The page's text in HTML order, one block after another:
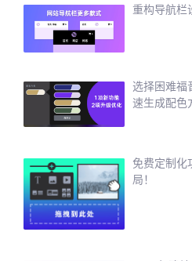
重构导航栏
选择困难福
速生成配色
免费定制化
局！